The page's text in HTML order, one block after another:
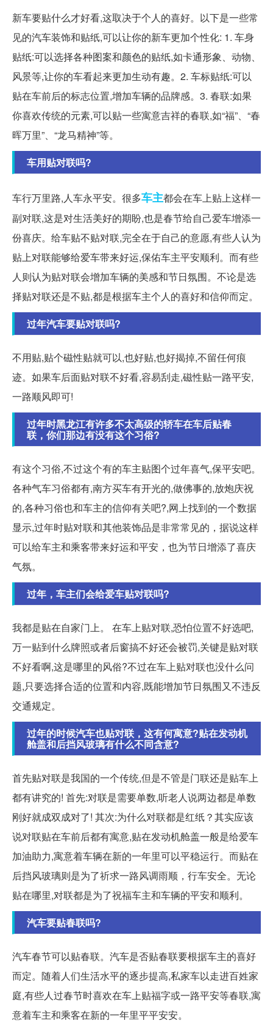
新车要贴什么才好看,这取决于个人的喜好。以下是一些常
见的汽车装饰和贴纸,可以让你的新车更加个性化: 1. 车身
贴纸:可以选择各种图案和颜色的贴纸,如卡通形象、动物、
风景等,让你的车看起来更加生动有趣。2. 车标贴纸:可以
贴在车前后的标志位置,增加车辆的品牌感。3. 春联:如果
你喜欢传统的元素,可以贴一些寓意吉祥的春联,如“福”、“春
晖万里”、“龙马精神”等。
车用贴对联吗?
车行万里路,人车永平安。很多车主都会在车上贴上这样一
副对联,这是对生活美好的期盼,也是春节给自己爱车增添一
份喜庆。给车贴不贴对联,完全在于自己的意愿,有些人认为
贴上对联能够给爱车带来好运,保佑车主平安顺利。而有些
人则认为贴对联会增加车辆的美感和节日氛围。不论是选
择贴对联还是不贴,都是根据车主个人的喜好和信仰而定。
过年汽车要贴对联吗?
不用贴,贴个磁性贴就可以,也好贴,也好揭掉,不留任何痕
迹。如果车后面贴对联不好看,容易刮走,磁性贴一路平安,
一路顺风即可!
过年时黑龙江有许多不太高级的轿车在车后贴春
联，你们那边有没有这个习俗?
有这个习俗,不过这个有的车主贴图个过年喜气,保平安吧。
各种气车习俗都有,南方买车有开光的,做佛事的,放炮庆祝
的,各种习俗也和车主的信仰有关吧?,网上找到的一个数据
显示,过年时贴对联和其他装饰品是非常常见的，据说这样
可以给车主和乘客带来好运和平安，也为节日增添了喜庆
气氛。
过年，车主们会给爱车贴对联吗?
我都是贴在自家门上。 在车上贴对联,恐怕位置不好选吧,
万一贴到什么牌照或者后窗搞不好还会被罚,关键是贴对联
不好看啊,这是哪里的风俗?不过在车上贴对联也没什么问
题,只要选择合适的位置和内容,既能增加节日氛围又不违反
交通规定。
过年的时候汽车也贴对联，这有何寓意?贴在发动机
舱盖和后挡风玻璃有什么不同含意?
首先贴对联是我国的一个传统,但是不管是门联还是贴车上
都有讲究的! 首先:对联是需要单数,听老人说两边都是单数
刚好就成双成对了! 其次:为什么对联都是红纸？其实应该
说对联贴在车前后都有寓意,贴在发动机舱盖一般是给爱车
加油助力,寓意着车辆在新的一年里可以平稳运行。而贴在
后挡风玻璃则是为了祈求一路风调雨顺，行车安全。无论
贴在哪里,对联都是为了祝福车主和车辆的平安和顺利。
汽车要贴春联吗?
汽车春节可以贴春联。汽车是否贴春联要根据车主的喜好
而定。随着人们生活水平的逐步提高,私家车以走进百姓家
庭,有些人过春节时喜欢在车上贴福字或一路平安等春联,寓
意着车主和乘客在新的一年里平平安安。